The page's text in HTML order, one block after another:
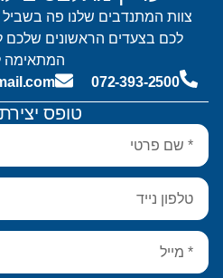
טופס
צוות המתנדבים שלנו פה
לכם בצעדים הראשונים שלכם
המתאימה
072-393-2500